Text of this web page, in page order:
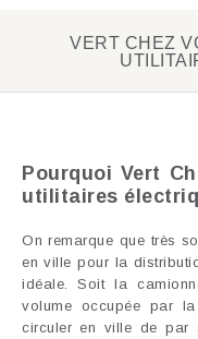
VERT CHEZ
Pourquoi Vert
utilitaires
On remarque que très
en ville pour la
idéale. Soit la
volume occupée par
circuler en ville de par